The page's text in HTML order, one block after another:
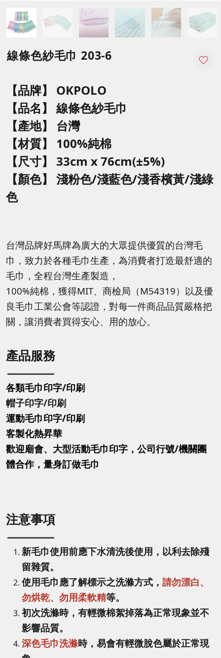
線條色紗毛巾 203-6
【品牌】 OKPOLO
【品名】 線條色紗毛巾
【產地】 台灣
【材質】 100%純棉
【尺寸】 33cm x 76cm(±5%)
【顏色】 淺粉色/淺藍色/淺香檳黃/淺綠
色
台灣品牌好馬牌為廣大的大眾提供優質的台灣毛
巾，致力於各種毛巾生產，為消費者打造最舒適的
毛巾，全程台灣生產製造，
100%純棉，獲得MIT、商檢局（M54319）以及優
良毛巾工業公會等認證，對每一件商品品質嚴格把
關，讓消費者買得安心、用的放心。
產品服務
各類毛巾印字/印刷
帽子印字/印刷
運動毛巾印字/印刷
客製化熱昇華
歡迎廟會、大型活動毛巾印字，公司行號/機關團
體合作，量身訂做毛巾
注意事項
新毛巾使用前應下水清洗後使用，以利去除殘
留雜質。
使用毛巾應了解標示之洗滌方式， 請勿漂白、
勿烘乾、勿用柔軟精等。
初次洗滌時，有輕微棉絮掉落為正常現象並不
影響品質。
深色毛巾洗滌時，易會有輕微脫色屬於正常現